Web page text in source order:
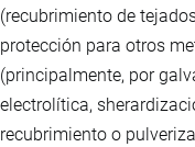
(recubrimiento de
protección para otros
(principalmente, por
electrolítica,
recubrimiento o